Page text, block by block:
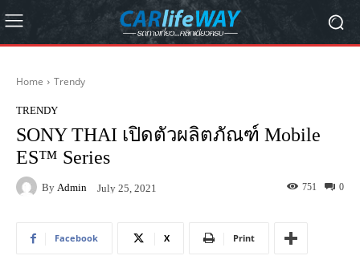
Home Trendy
TRENDY
SONY THAI เปิดตัวผลิตภัณฑ์ Mobile
ES™ Series
By Admin July 25, 2021 0
751
Facebook X Print